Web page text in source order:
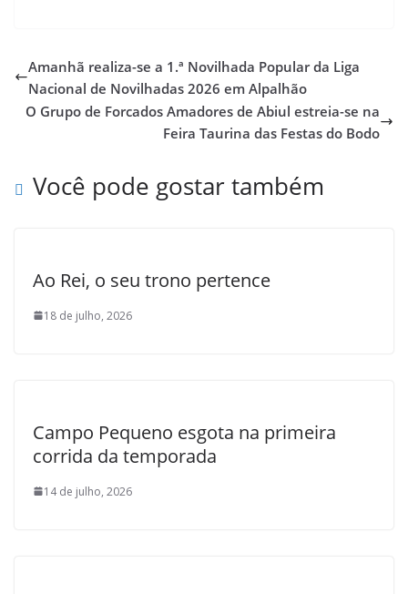
Amanhã realiza-se a 1.ª Novilhada Popular da Liga
Nacional de Novilhadas 2026 em Alpalhão
O Grupo de Forcados Amadores de Abiul estreia-se na
Feira Taurina das Festas do Bodo
Você pode gostar também
Ao Rei, o seu trono pertence
18 de julho, 2026
Campo Pequeno esgota na primeira
corrida da temporada
14 de julho, 2026